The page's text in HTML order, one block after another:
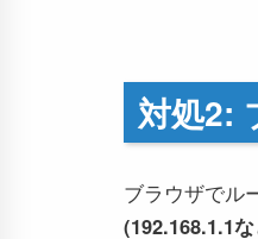
対処2:
ブラウザでル
(192.168.1.1